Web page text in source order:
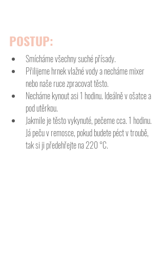
POSTUP:
Smícháme všechny suché přísady.
Přilijeme hrnek vlažné vody a necháme mixer
nebo naše ruce zpracovat těsto.
Necháme kynout asi 1 hodinu. Ideálně v ošatce a
pod utěrkou.
Jakmile je těsto vykynuté, pečeme cca. 1 hodinu.
Já peču v remosce, pokud budete péct v troubě,
tak si ji předehřejte na 220 °C.